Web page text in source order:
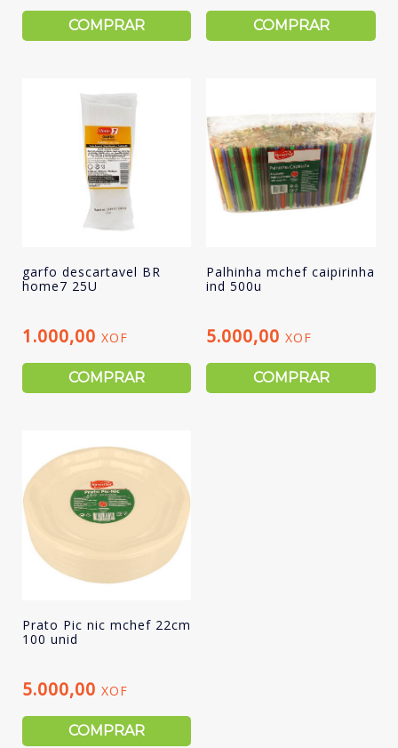
COMPRAR COMPRAR
garfo descartavel BR
home7 25U
1.000,00 XOF
COMPRAR
Palhinha mchef caipirinha
ind 500u
5.000,00XOF
COMPRAR
Prato Pic nic mchef 22cm
100 unid
5.000,00 XOF
COMPRAR